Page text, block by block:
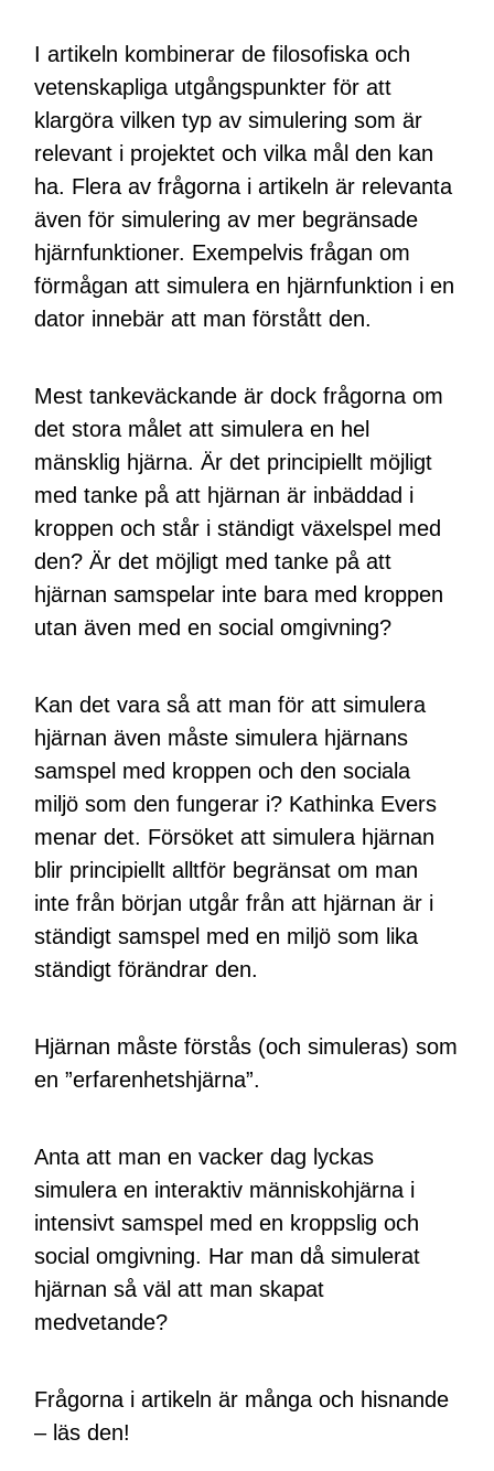
I artikeln kombinerar de filosofiska och
vetenskapliga utgångspunkter för att
klargöra vilken typ av simulering som är
relevant i projektet och vilka mål den kan
ha. Flera av frågorna i artikeln är relevanta
även för simulering av mer begränsade
hjärnfunktioner. Exempelvis frågan om
förmågan att simulera en hjärnfunktion i en
dator innebär att man förstått den.
Mest tankeväckande är dock frågorna om
det stora målet att simulera en hel
mänsklig hjärna. Är det principiellt möjligt
med tanke på att hjärnan är inbäddad i
kroppen och står i ständigt växelspel med
den? Är det möjligt med tanke på att
hjärnan samspelar inte bara med kroppen
utan även med en social omgivning?
Kan det vara så att man för att simulera
hjärnan även måste simulera hjärnans
samspel med kroppen och den sociala
miljö som den fungerar i? Kathinka Evers
menar det. Försöket att simulera hjärnan
blir principiellt alltför begränsat om man
inte från början utgår från att hjärnan är i
ständigt samspel med en miljö som lika
ständigt förändrar den.
Hjärnan måste förstås (och simuleras) som
en ”erfarenhetshjärna”.
Anta att man en vacker dag lyckas
simulera en interaktiv människohjärna i
intensivt samspel med en kroppslig och
social omgivning. Har man då simulerat
hjärnan så väl att man skapat
medvetande?
Frågorna i artikeln är många och hisnande
– läs den!